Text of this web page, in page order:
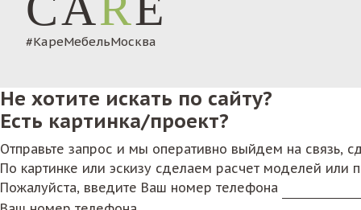
#КареМебельМосква
Не хотите искать по сайту?
Есть картинка/проект?
Отправьте запрос и мы оперативно выйдем на связь,
По картинке или эскизу сделаем расчет моделей или
Пожалуйста, введите Ваш номер телефона